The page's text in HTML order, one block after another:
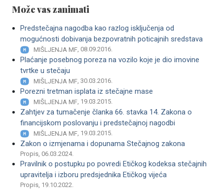
Može vas zanimati
Predstečajna nagodba kao razlog isključenja od
mogućnosti dobivanja bezpovratnih poticajnih sredstava
MIŠLJENJA MF, 08.09.2016.
Plaćanje posebnog poreza na vozilo koje je dio imovine
tvrtke u stečaju
MIŠLJENJA MF, 30.03.2016.
Porezni tretman isplata iz stečajne mase
MIŠLJENJA MF, 19.03.2015.
Zahtjev za tumačenje članka 66. stavka 14. Zakona o
financijskom poslovanju i predstečajnoj nagodbi
MIŠLJENJA MF, 19.03.2015.
Zakon o izmjenama i dopunama Stečajnog zakona
Propis, 06.03.2024.
Pravilnik o postupku po povredi Etičkog kodeksa stečajnih
upravitelja i izboru predsjednika Etičkog vijeća
Propis, 19.10.2022.